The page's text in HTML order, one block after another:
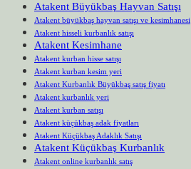
Atakent Büyükbaş Hayvan Satışı
Atakent büyükbaş hayvan satışı ve kesimhanesi
Atakent hisseli kurbanlık satışı
Atakent Kesimhane
Atakent kurban hisse satışı
Atakent kurban kesim yeri
Atakent Kurbanlık Büyükbaş satış fiyatı
Atakent kurbanlık yeri
Atakent kurban satışı
Atakent küçükbaş adak fiyatları
Atakent Küçükbaş Adaklık Satışı
Atakent Küçükbaş Kurbanlık
Atakent online kurbanlık satış